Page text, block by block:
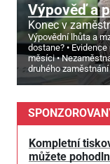
Výpověď a
Konec v
Výpovědní lhůta a
dostane?
Evidence
měsíci
druhého
Kompletní
můžete